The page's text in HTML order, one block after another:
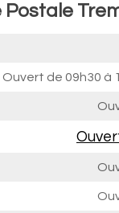
Ouvert de 09h30 à